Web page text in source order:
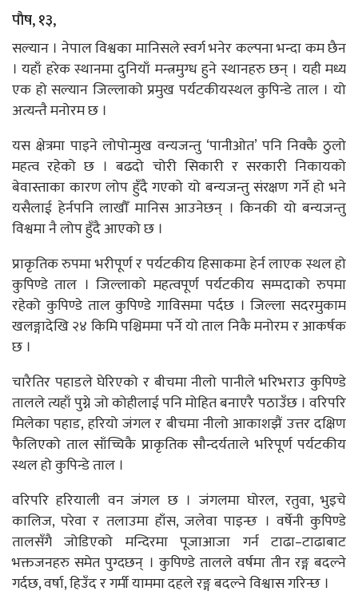
पाैष, १३,
सल्यान । नेपाल विश्वका मानिसले स्वर्ग भनेर कल्पना भन्दा कम छैन
। यहाँ हरेक स्थानमा दुनियाँ मन्त्रमुग्ध हुने स्थानहरु छन् । यही मध्य
एक हो सल्यान जिल्लाको प्रमुख पर्यटकीयस्थल कुपिन्डे ताल । यो
अत्यन्तै मनोरम छ ।
यस क्षेत्रमा पाइने लोपोन्मुख वन्यजन्तु ‘पानीओत’ पनि निक्कै ठुलो
महत्व रहेको छ । बढदो चोरी सिकारी र सरकारी निकायको
बेवास्ताका कारण लोप हुँदै गएको यो बन्यजन्तु संरक्षण गर्ने हो भने
यसैलाई हेर्नपनि लाखौँ मानिस आउनेछन् । किनकी यो बन्यजन्तु
विश्वमा नै लोप हुँदै आएको छ ।
प्राकृतिक रुपमा भरीपूर्ण र पर्यटकीय हिसाकमा हेर्न लाएक स्थल हो
कुपिण्डे ताल । जिल्लाको महत्वपूर्ण पर्यटकीय सम्पदाको रुपमा
रहेको कुपिण्डे ताल कुपिण्डे गाविसमा पर्दछ । जिल्ला सदरमुकाम
खलङ्गादेखि २४ किमि पश्चिममा पर्ने यो ताल निकै मनोरम र आकर्षक
छ ।
चारैतिर पहाडले घेरिएको र बीचमा नीलो पानीले भरिभराउ कुपिण्डे
तालले त्यहाँ पुग्ने जो कोहीलाई पनि मोहित बनाएरै पठाउँछ । वरिपरि
मिलेका पहाड, हरियो जंगल र बीचमा नीलो आकाशझैं उत्तर दक्षिण
फैलिएको ताल साँच्चिकै प्राकृतिक सौन्दर्यताले भरिपूर्ण पर्यटकीय
स्थल हो कुपिन्डे ताल ।
वरिपरि हरियाली वन जंगल छ । जंगलमा घोरल, रतुवा, भुइचे
कालिज, परेवा र तलाउमा हाँस, जलेवा पाइन्छ । वर्षेनी कुपिण्डे
तालसँगै जोडिएको मन्दिरमा पूजाआजा गर्न टाढा–टाढाबाट
भक्तजनहरु समेत पुग्दछन् । कुपिण्डे तालले वर्षमा तीन रङ्ग बदल्ने
गर्दछ, वर्षा, हिउँद र गर्मी याममा दहले रङ्ग बदल्ने विश्वास गरिन्छ ।